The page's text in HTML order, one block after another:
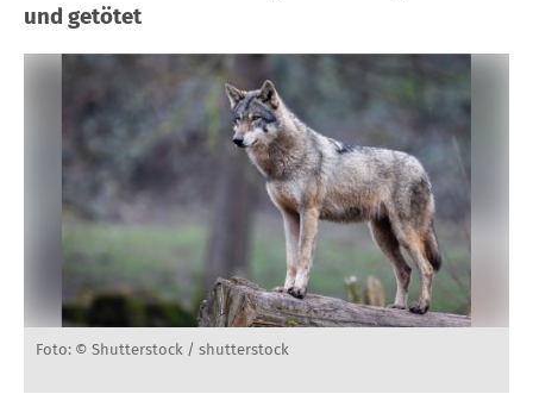
und getötet
Foto: © Shutterstock / shutterstock